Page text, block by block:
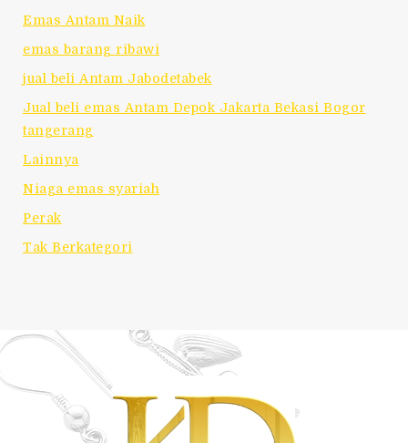
Emas Antam Naik
emas barang ribawi
jual beli Antam Jabodetabek
Jual beli emas Antam Depok Jakarta Bekasi Bogor
tangerang
Lainnya
Niaga emas syariah
Perak
Tak Berkategori